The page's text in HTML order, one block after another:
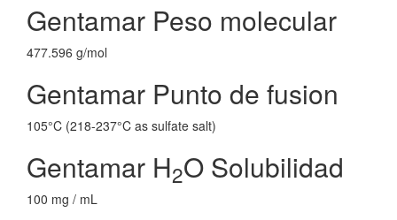
Gentamar Peso molecular
477.596 g/mol
Gentamar Punto de fusion
105°C (218-237°C as sulfate salt)
Gentamar H2O Solubilidad
100 mg / mL